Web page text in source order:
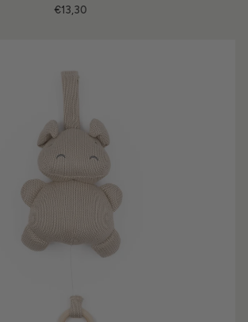
€13,30